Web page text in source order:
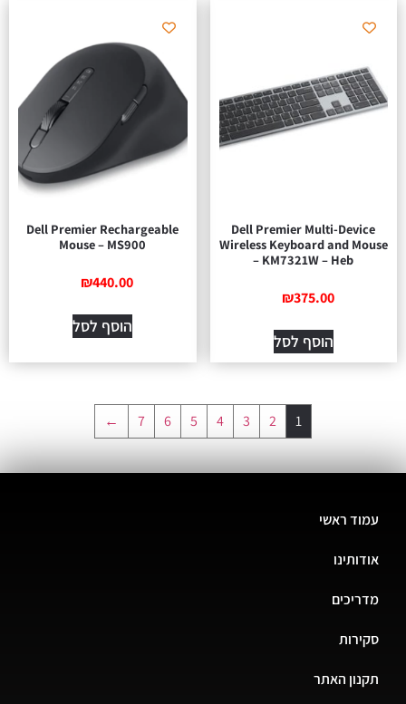
Dell Premier Multi-Device
Wireless Keyboard and Mouse
– KM7321W – Heb
₪375.00
הוסף לסל
Dell Premier Rechargeable
Mouse – MS900
₪440.00
הוסף לסל
1
2
3
4
5
6
7
←
עמוד ראשי
אודותינו
מדריכים
סקירות
תקנון האתר